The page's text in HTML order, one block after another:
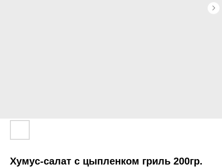
Хумус-салат с цыпленком гриль 200гр.